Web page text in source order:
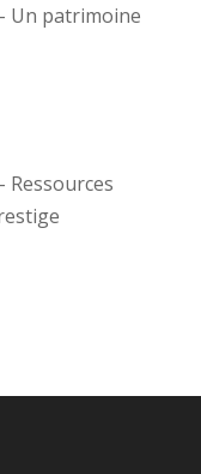
Un patrimoine
Ressources